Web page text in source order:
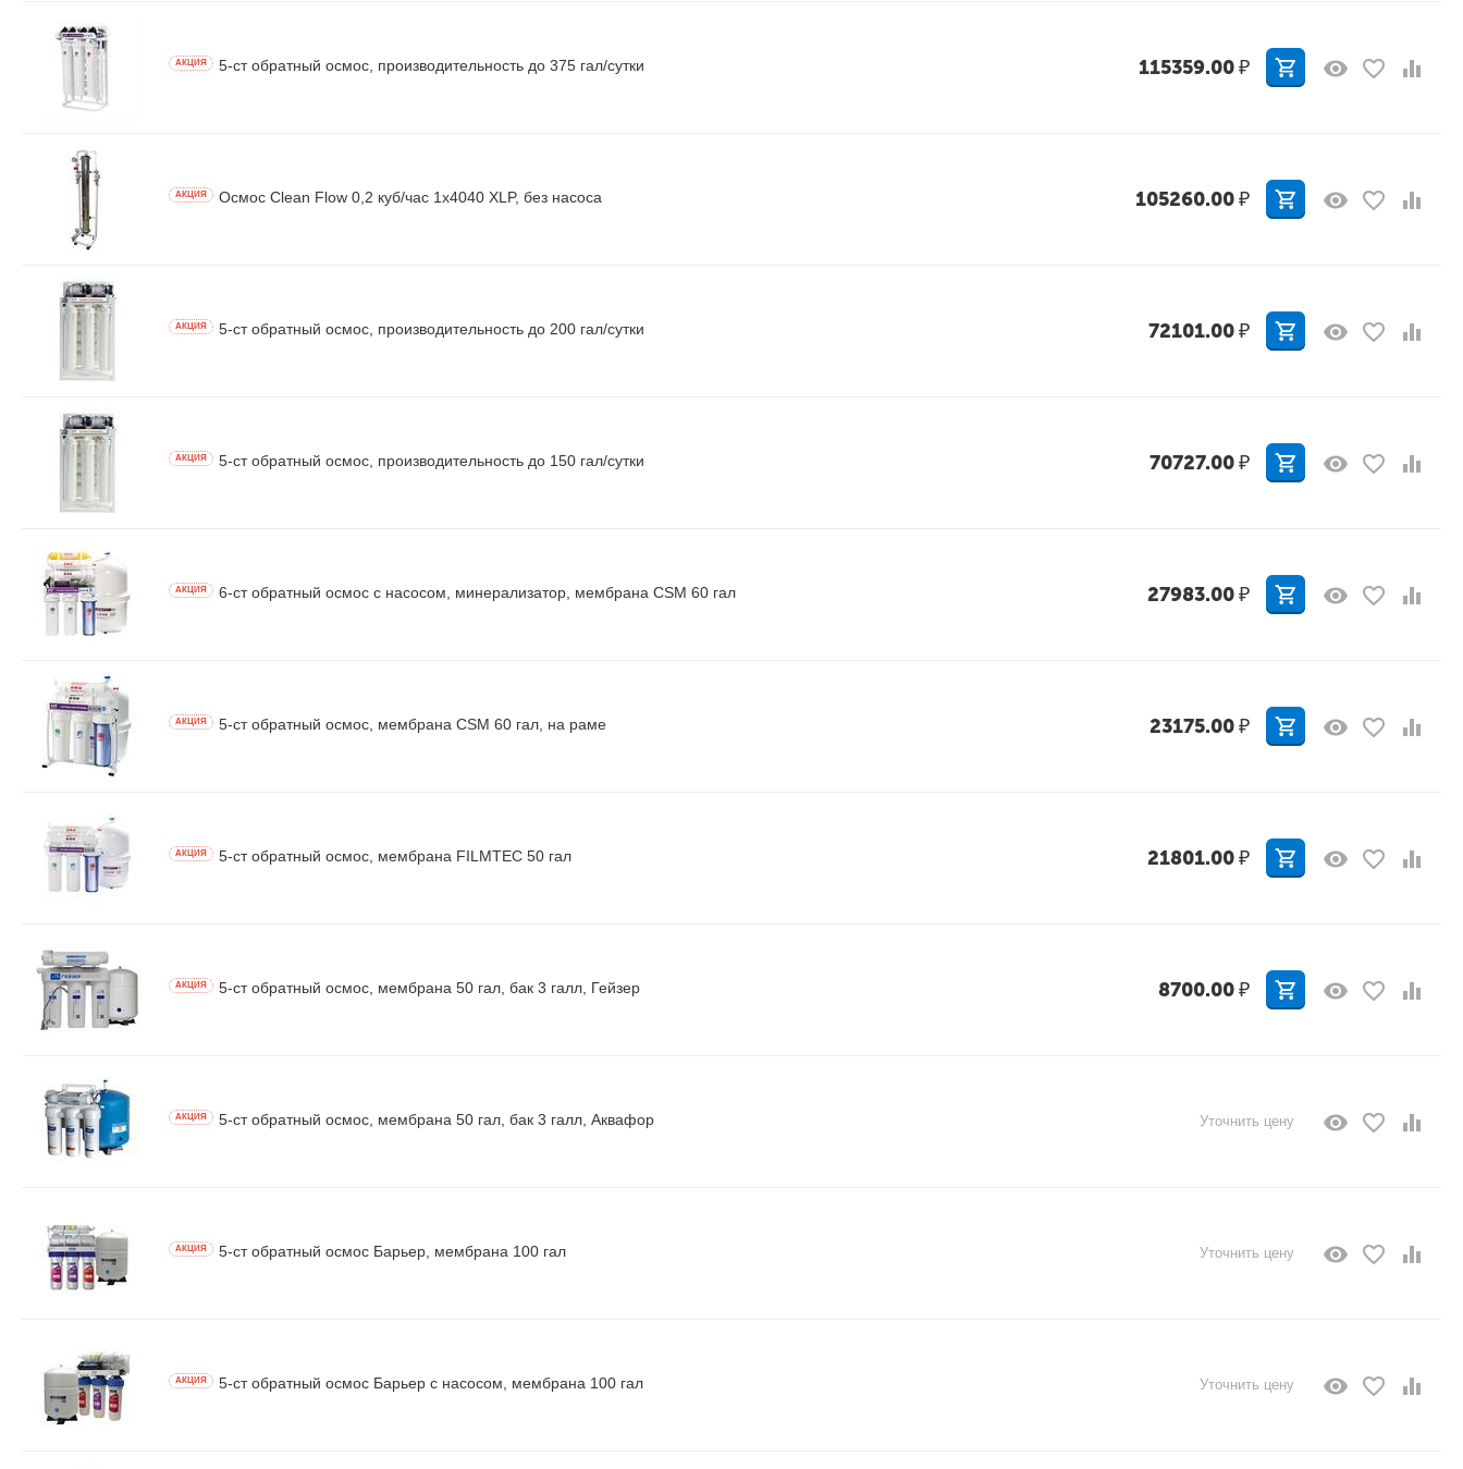
5-ст обратный осмос, производительность до 375 гал/сутки
AКЦИЯ 115359.00₽
Осмос Clean Flow 0,2 куб/час 1x4040 XLP, без насоса
AКЦИЯ 105260.00₽
5-ст обратный осмос, производительность до 200 гал/сутки
AКЦИЯ 72101.00₽
5-ст обратный осмос, производительность до 150 гал/сутки
AКЦИЯ 70727.00₽
6-ст обратный осмос с насосом, минерализатор, мембрана CSM 60 гал
AКЦИЯ 27983.00₽
5-ст обратный осмос, мембрана CSM 60 гал, на раме
AКЦИЯ 23175.00₽
5-ст обратный осмос, мембрана FILMTEC 50 гал
AКЦИЯ 21801.00₽
5-ст обратный осмос, мембрана 50 гал, бак 3 галл, Гейзер
AКЦИЯ 8700.00₽
5-ст обратный осмос, мембрана 50 гал, бак 3 галл, Аквафор
AКЦИЯ Уточнить цену
5-ст обратный осмос Барьер, мембрана 100 гал
AКЦИЯ Уточнить цену
5-ст обратный осмос Барьер с насосом, мембрана 100 гал
AКЦИЯ Уточнить цену